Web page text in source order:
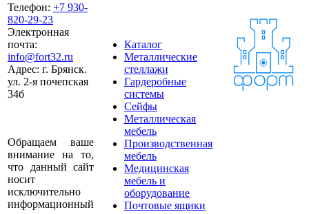
Телефон: +7 930-
820-29-23
Электронная
почта:
info@fort32.ru
Адрес: г. Брянск.
ул. 2-я почепская
34б
Обращаем ваше
внимание на то,
что данный сайт
носит
исключительно
информационный
Каталог
Металлические
стеллажи
Гардеробные
системы
Сейфы
Металлическая
мебель
Производственная
мебель
Медицинская
мебель и
оборудование
Почтовые ящики